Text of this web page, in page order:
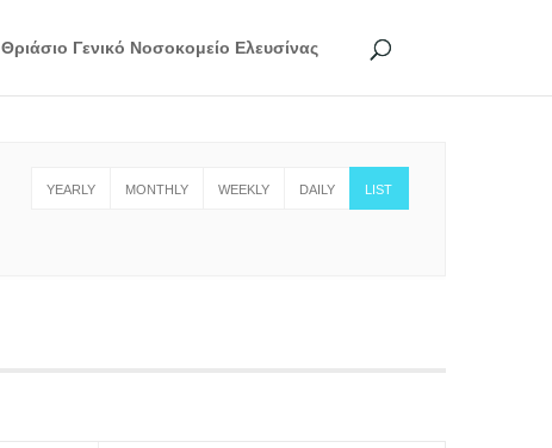
Θριάσιο Γενικό Νοσοκομείο Ελευσίνας
YEARLY MONTHLY WEEKLY DAILY LIST